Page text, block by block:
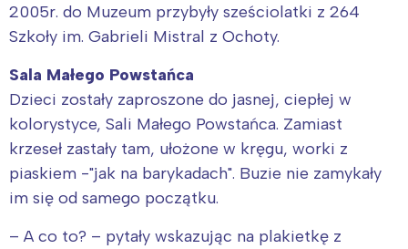
2005r. do Muzeum przybyły sześciolatki z 264
Szkoły im. Gabrieli Mistral z Ochoty.
Sala Małego Powstańca
Dzieci zostały zaproszone do jasnej, ciepłej w
kolorystyce, Sali Małego Powstańca. Zamiast
krzeseł zastały tam, ułożone w kręgu, worki z
piaskiem -"jak na barykadach". Buzie nie zamykały
im się od samego początku.
– A co to? – pytały wskazując na plakietkę z